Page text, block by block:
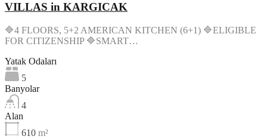
VILLAS in KARGICAK
🔷4 FLOORS, 5+2 AMERICAN KITCHEN (6+1) 🔷ELIGIBLE
FOR CITIZENSHIP 🔷SMART…
Yatak Odaları
5
Banyolar
4
Alan
610 m²